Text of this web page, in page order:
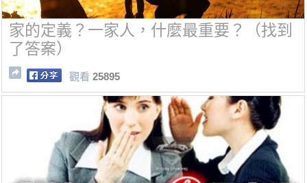
家的定義？一家人，什麼最重要？（找到
了答案）
觀看 25895